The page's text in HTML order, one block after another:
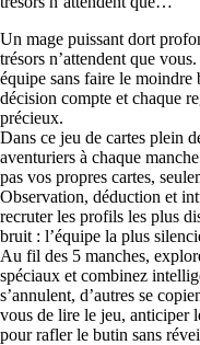
Un mage puissant dort
trésors n’attendent que
équipe sans faire le
décision compte et chaque
précieux.
Dans ce jeu de cartes plein
aventuriers à chaque
pas vos propres cartes,
Observation, déduction et
recruter les profils les plus
bruit : l’équipe la plus
Au fil des 5 manches,
spéciaux et combinez
s’annulent, d’autres se
vous de lire le jeu, anticiper
pour rafler le butin sans